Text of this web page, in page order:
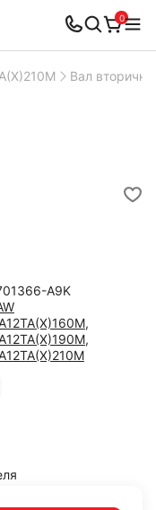
0
Вал
A9K
,
,